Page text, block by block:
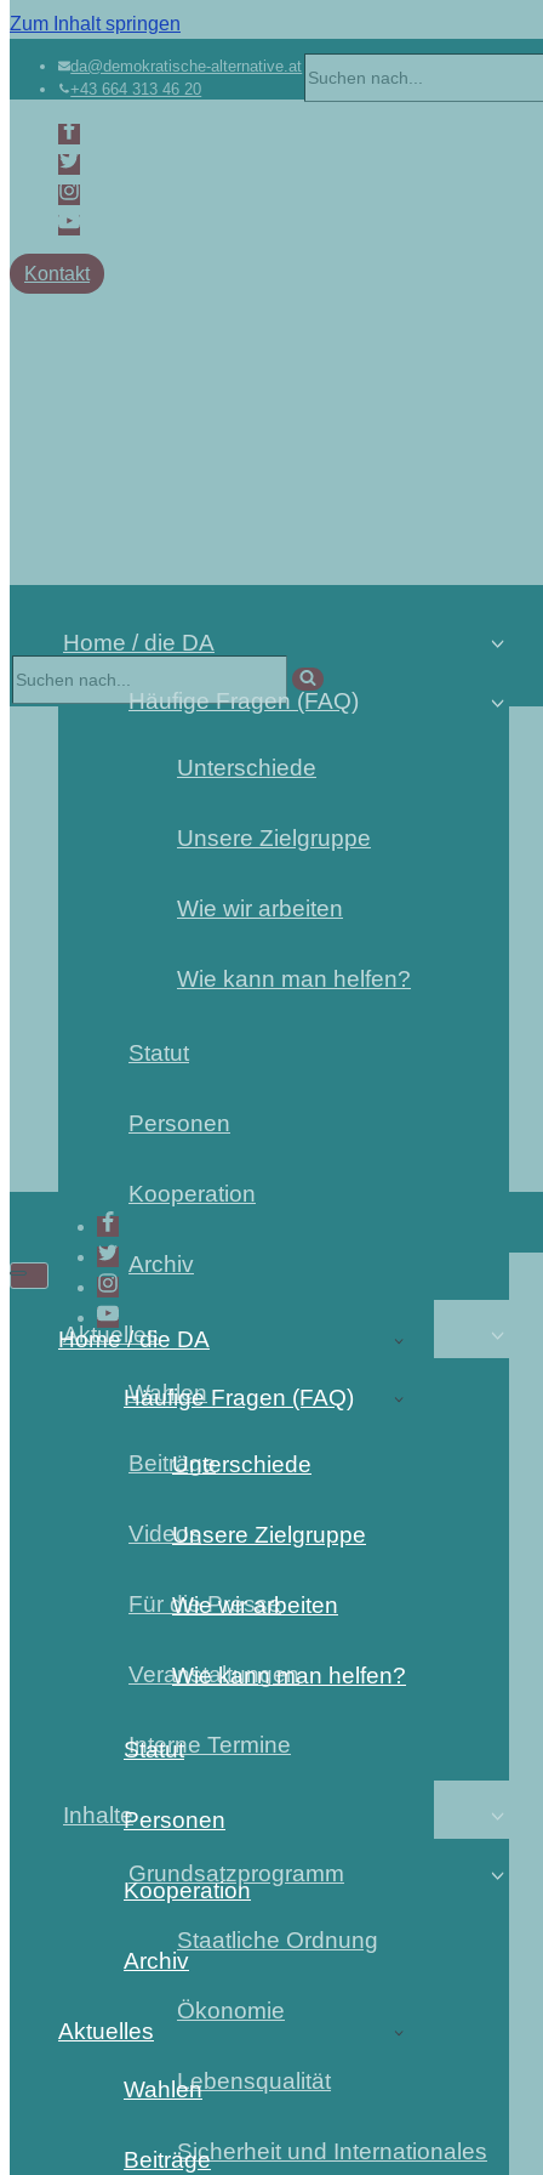
Zum Inhalt springen
da@demokratische-alternative.at
+43 664 313 46 20
nach …
Kontakt
Home / die DA
Häufige Fragen (FAQ)
Unterschiede
Unsere Zielgruppe
Wie wir arbeiten
Wie kann man helfen?
Statut
Personen
Kooperation
Archiv
Aktuelles
Wahlen
Beiträge
Videos
Für die Presse
Veranstaltungen
Interne Termine
Inhalte
Grundsatzprogramm
Staatliche Ordnung
Ökonomie
Lebensqualität
Sicherheit und Internationales
Navigations-
Navigations-
Home / die DA
Häufige Fragen (FAQ)
Unterschiede
Unsere Zielgruppe
Wie wir arbeiten
Wie kann man helfen?
Statut
Personen
Kooperation
Archiv
Aktuelles
Wahlen
Beiträge